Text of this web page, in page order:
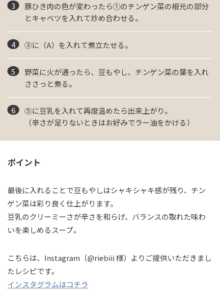
豚ひき肉の色が変わったら①のチンゲン菜の根元の部分
とキャベツを入れて炒め合わせる。
③に（A）を入れて煮立たせる。
野菜に火が通ったら、豆もやし、チンゲン菜の葉を入れ
ささっと煮る。
⑤に豆乳を入れて再度温めたら出来上がり。
（辛さが足りないときはお好みでラー油をかける）
ポイント
最後に入れることで豆もやしはシャキシャキ感が残り、チン
ゲン菜は彩り良く仕上がります。
豆乳のクリーミーさが辛さを和らげ、バランスの取れた味わ
いを楽しめるスープ。
こちらは、Instagram（@riebiii 様）よりご提供いただきまし
たレシピです。
インスタグラムはコチラ